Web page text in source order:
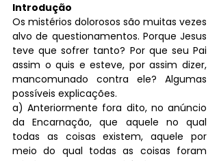
Introdução
Os mistérios dolorosos são muitas vezes
alvo de questionamentos. Porque Jesus
teve que sofrer tanto? Por que seu Pai
assim o quis e esteve, por assim dizer,
mancomunado contra ele? Algumas
possíveis explicações.
a) Anteriormente fora dito, no anúncio
da Encarnação, que aquele no qual
todas as coisas existem, aquele por
meio do qual todas as coisas foram